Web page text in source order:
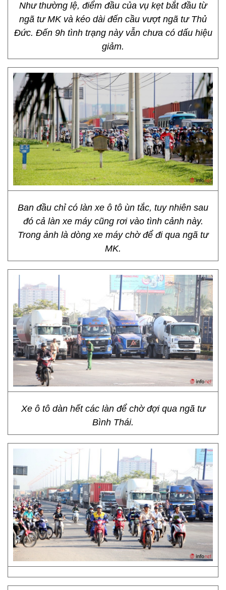
Như thường lệ, điểm đầu của vụ kẹt bắt đầu từ
ngã tư MK và kéo dài đến cầu vượt ngã tư Thủ
Đức. Đến 9h tình trạng này vẫn chưa có dấu hiệu
giảm.
Ban đầu chỉ có làn xe ô tô ùn tắc, tuy nhiên sau
đó cả làn xe máy cũng rơi vào tình cảnh này.
Trong ảnh là dòng xe máy chờ để đi qua ngã tư
MK.
Xe ô tô dàn hết các làn để chờ đợi qua ngã tư
Bình Thái.